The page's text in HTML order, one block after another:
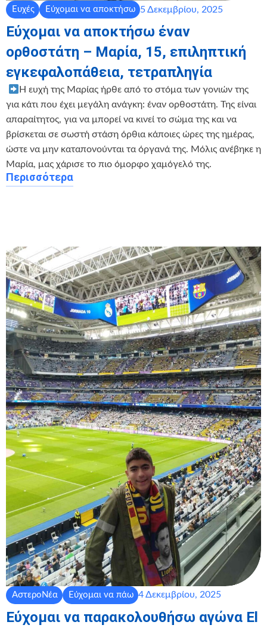
Ευχές Εύχομαι να αποκτήσω 5 Δεκεμβρίου, 2025
Εύχομαι να αποκτήσω έναν
ορθοστάτη – Μαρία, 15, επιληπτική
εγκεφαλοπάθεια, τετραπληγία
Η ευχή της Μαρίας ήρθε από το στόμα των γονιών της
για κάτι που έχει μεγάλη ανάγκη: έναν ορθοστάτη. Της είναι
απαραίτητος, για να μπορεί να κινεί το σώμα της και να
βρίσκεται σε σωστή στάση όρθια κάποιες ώρες της ημέρας,
ώστε να μην καταπονούνται τα όργανά της. Μόλις ανέβηκε η
Μαρία, μας χάρισε το πιο όμορφο χαμόγελό της.
Περισσότερα
ΑστεροΝέα Εύχομαι να πάω 4 Δεκεμβρίου, 2025
Εύχομαι να παρακολουθήσω αγώνα El